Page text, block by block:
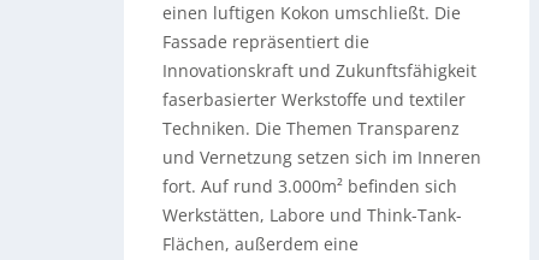
einen luftigen Kokon umschließt. Die
Fassade repräsentiert die
Innovationskraft und Zukunftsfähigkeit
faserbasierter Werkstoffe und textiler
Techniken. Die Themen Transparenz
und Vernetzung setzen sich im Inneren
fort. Auf rund 3.000m² befinden sich
Werkstätten, Labore und Think-Tank-
Flächen, außerdem eine